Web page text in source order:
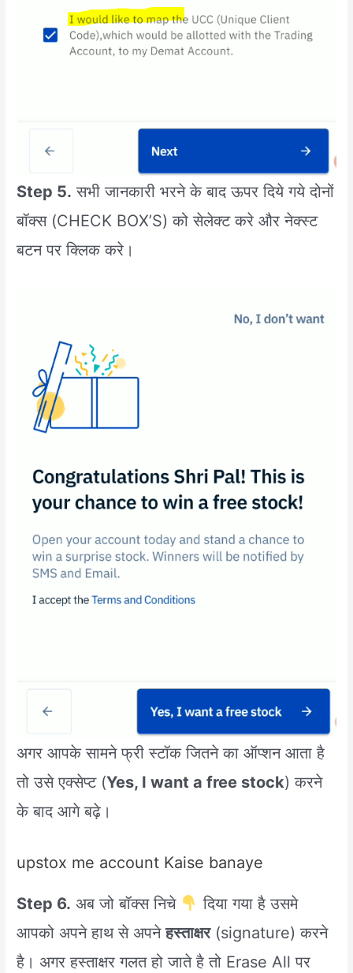
Step 5. सभी जानकारी भरने के बाद ऊपर दिये गये दोनों
बॉक्स (CHECK BOX’S) को सेलेक्ट करे और नेक्स्ट
बटन पर क्लिक करे।
अगर आपके सामने फ्री स्टॉक जितने का ऑप्शन आता है
तो उसे एक्सेप्ट (Yes, I want a free stock) करने
के बाद आगे बढ़े।
upstox me account Kaise banaye
Step 6. अब जो बॉक्स निचे
दिया गया है उसमे
आपको अपने हाथ से अपनेहस्ताक्षर(signature) करने
है। अगर हस्ताक्षर गलत हो जाते है तो Erase All पर